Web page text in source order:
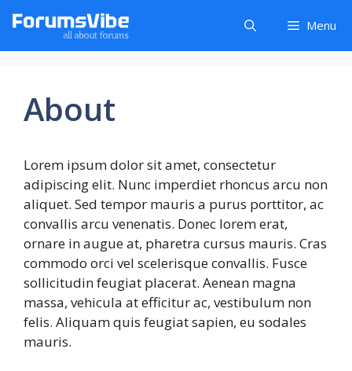
Skip
content
Menu
About
Lorem ipsum dolor sit amet, consectetur
adipiscing elit. Nunc imperdiet rhoncus arcu non
aliquet. Sed tempor mauris a purus porttitor, ac
convallis arcu venenatis. Donec lorem erat,
ornare in augue at, pharetra cursus mauris. Cras
commodo orci vel scelerisque convallis. Fusce
sollicitudin feugiat placerat. Aenean magna
massa, vehicula at efficitur ac, vestibulum non
felis. Aliquam quis feugiat sapien, eu sodales
mauris.